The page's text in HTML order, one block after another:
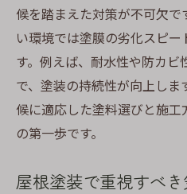
候を踏まえた対策が不可欠
い環境では塗膜の劣化スピ
す。例えば、耐水性や防カビ
で、塗装の持続性が向上しま
候に適応した塗料選びと施
の第一歩です。
屋根塗装で重視すべ